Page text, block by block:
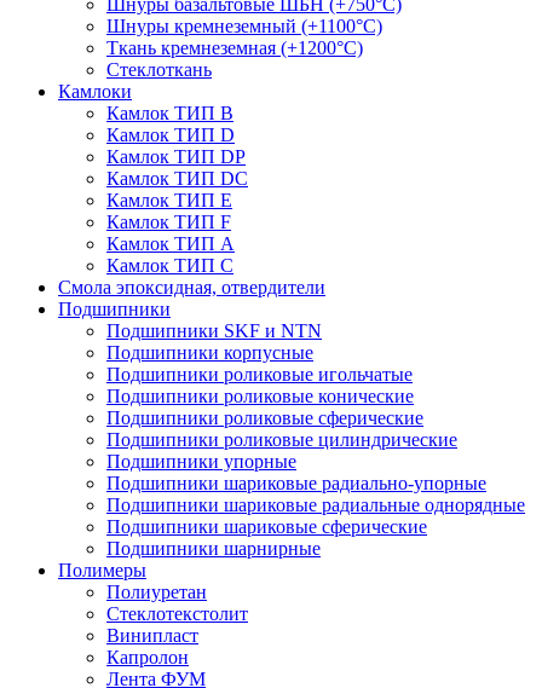
Шнуры базальтовые ШБН (+750°С)
Шнуры кремнеземный (+1100°С)
Ткань кремнеземная (+1200°С)
Стеклоткань
Камлоки
Камлок ТИП B
Камлок ТИП D
Камлок ТИП DP
Камлок ТИП DС
Камлок ТИП E
Камлок ТИП F
Камлок ТИП А
Камлок ТИП С
Смола эпоксидная, отвердители
Подшипники
Подшипники SKF и NTN
Подшипники корпусные
Подшипники роликовые игольчатые
Подшипники роликовые конические
Подшипники роликовые сферические
Подшипники роликовые цилиндрические
Подшипники упорные
Подшипники шариковые радиально-упорные
Подшипники шариковые радиальные однорядные
Подшипники шариковые сферические
Подшипники шарнирные
Полимеры
Полиуретан
Стеклотекстолит
Винипласт
Капролон
Лента ФУМ